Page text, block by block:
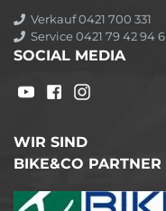
Verkauf 0421 700 331
Service 0421 79 42 94 6
SOCIAL MEDIA
WIR SIND
BIKE&CO PARTNER